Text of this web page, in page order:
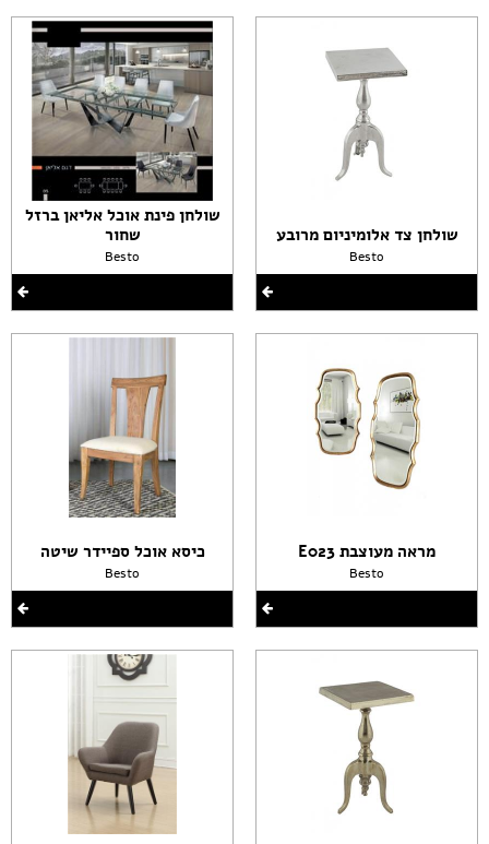
שולחן צד אלומיניום מרובע
Besto
מראה מעוצבת E023
Besto
שולחן פינת אוכל אליאן ברזל
שחור
Besto
כיסא אוכל ספיידר שיטה
Besto